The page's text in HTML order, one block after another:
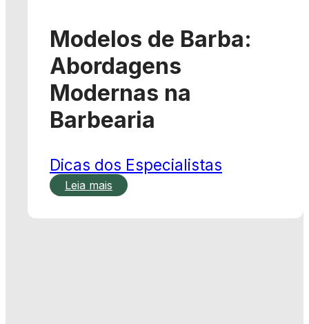
Modelos de Barba:
Abordagens
Modernas na
Barbearia
Dicas dos Especialistas
Leia mais